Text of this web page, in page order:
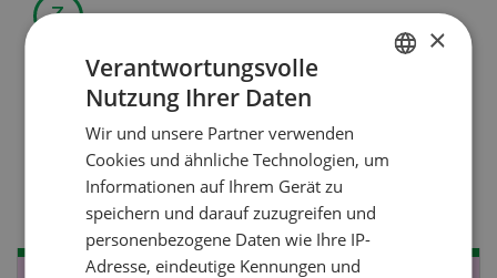
Raufutter aus dem Sack
Nutztiere
Stallklima - Hitzestress
verhindern
×
Verantwortungsvolle
Nutzung Ihrer Daten
Wir und unsere Partner verwenden
Cookies und ähnliche Technologien, um
Informationen auf Ihrem Gerät zu
speichern und darauf zuzugreifen und
personenbezogene Daten wie Ihre IP-
Adresse, eindeutige Kennungen und